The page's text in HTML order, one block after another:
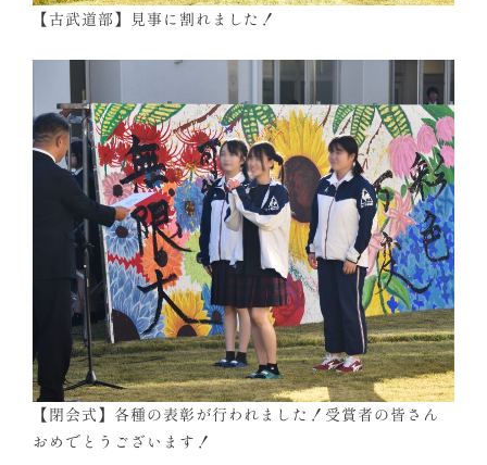
【古武道部】見事に割れました！
【閉会式】各種の表彰が行われました！受賞者の皆さん
おめでとうございます！